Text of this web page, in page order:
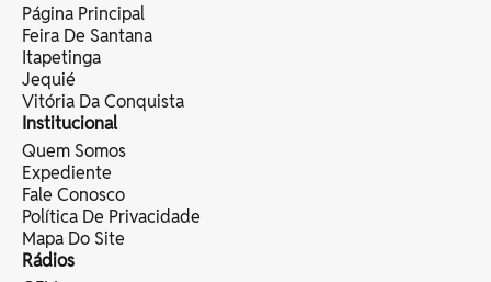
Página Principal
Feira De Santana
Itapetinga
Jequié
Vitória Da Conquista
Institucional
Quem Somos
Expediente
Fale Conosco
Política De Privacidade
Mapa Do Site
Rádios